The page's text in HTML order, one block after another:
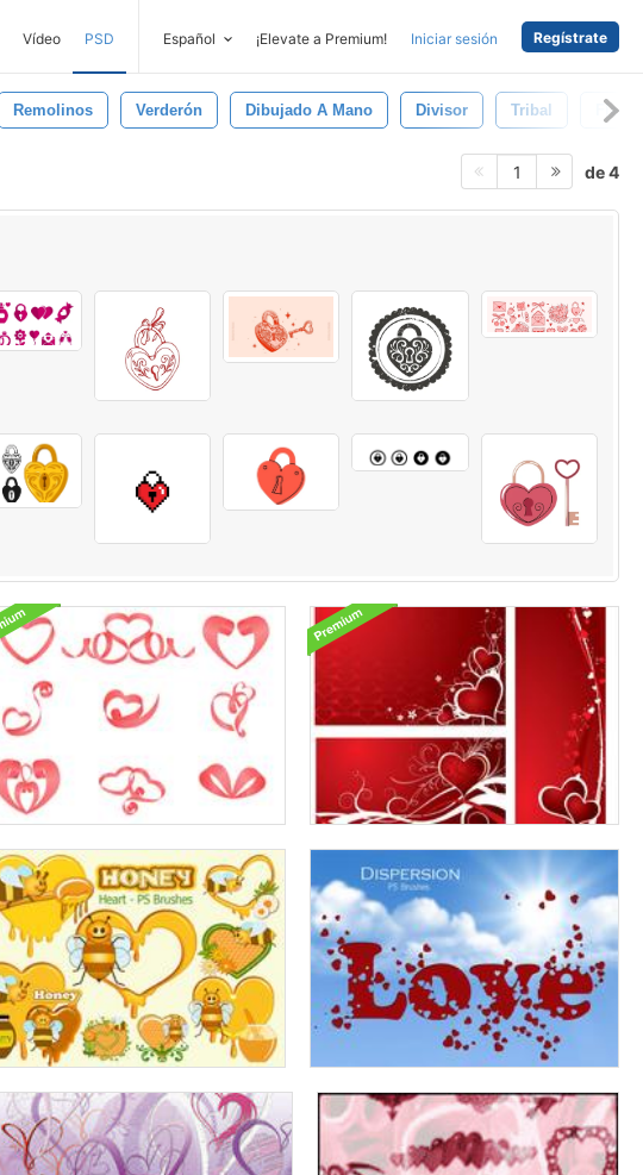
Vídeo PSD Español ¡Elevate a Premium! Iniciar sesión Regístrate
Remolinos Verderón Dibujado A Mano Divisor Tribal
1 de 4